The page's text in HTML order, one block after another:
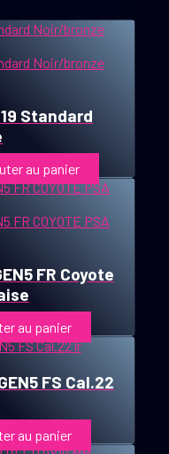
Standard
au panier
FR Coyote
au panier
FS Cal.22
au panier